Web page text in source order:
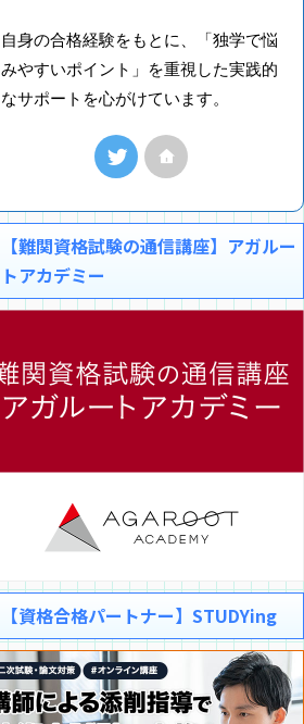
自身の合格経験をもとに、「独学で悩
みやすいポイント」を重視した実践的
なサポートを心がけています。
【難関資格試験の通信講座】アガルー
トアカデミー
【資格合格パートナー】STUDYing